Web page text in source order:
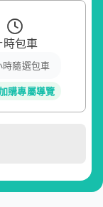
時包車
時隨選包車
購專屬導覽